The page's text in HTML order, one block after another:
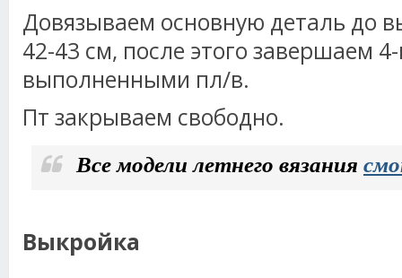
Довязываем основную деталь до
42-43 см, после этого завершаем
выполненными пл/в.
Пт закрываем свободно.
Все модели летнего вязания
Выкройка